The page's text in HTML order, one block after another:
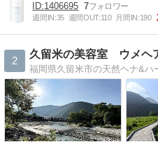
1406695 7
週間IN:35 週間OUT:110 月間IN:190
2
久留米の美容室 ウメ